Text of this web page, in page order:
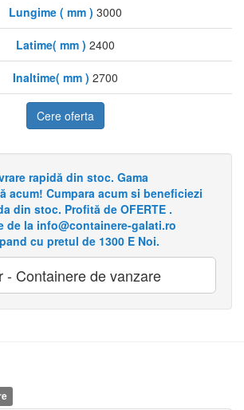
Lungime ( mm ) 3000
Latime( mm ) 2400
Inaltime( mm ) 2700
Cere oferta
rapidă din stoc. Gama
acum! Cumpara acum si beneficiezi
din stoc. Profită de OFERTE .
de la info@containere-galati.ro
cu pretul de 1300 E Noi.
- Containere de vanzare